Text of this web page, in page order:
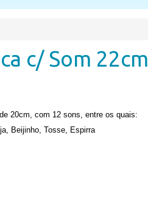
c/ Som 22cm
20cm, com 12 sons, entre os quais:
Beijinho, Tosse, Espirra